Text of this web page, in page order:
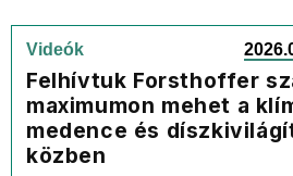
Videók
Felhívtuk Forsthoffer
maximumon mehet a
medence és
közben